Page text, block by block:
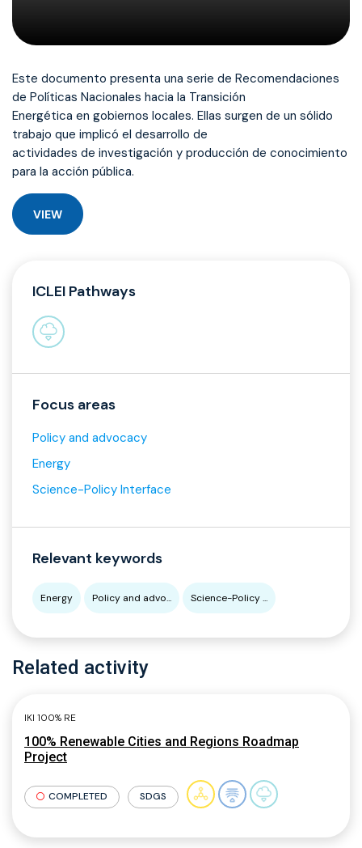
Este documento presenta una serie de Recomendaciones
de Políticas Nacionales hacia la Transición
Energética en gobiernos locales. Ellas surgen de un sólido
trabajo que implicó el desarrollo de
actividades de investigación y producción de conocimiento
para la acción pública.
VIEW
ICLEI Pathways
Focus areas
Policy and advocacy
Energy
Science-Policy Interface
Relevant keywords
Energy Policy and advo... Science-Policy ...
Related activity
IKI 100% RE
100% Renewable Cities and Regions Roadmap
Project
COMPLETED SDGS